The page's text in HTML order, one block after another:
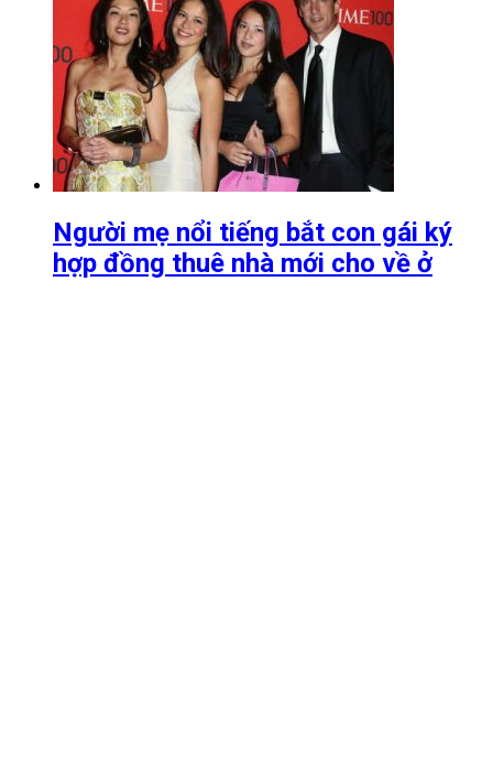
Người mẹ nổi tiếng bắt con gái ký
hợp đồng thuê nhà mới cho về ở